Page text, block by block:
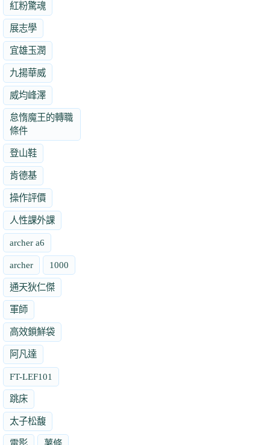
紅粉驚魂
展志學
宜雄玉潤
九揚華威
威均峰澤
怠惰魔王的轉職
條件
登山鞋
肯德基
操作評價
人性課外課
archer a6
archer 1000
通天狄仁傑
軍師
高效鎖鮮袋
阿凡達
FT-LEF101
跳床
太子松馥